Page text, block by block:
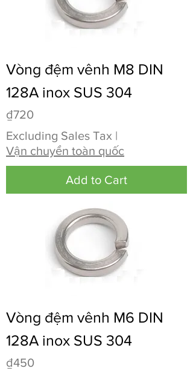
Vòng đệm vênh M8 DIN
128A inox SUS 304
Price
₫720
Excluding Sales Tax |
Vận chuyển toàn quốc
Add to Cart
Vòng đệm vênh M6 DIN
128A inox SUS 304
Price
₫450